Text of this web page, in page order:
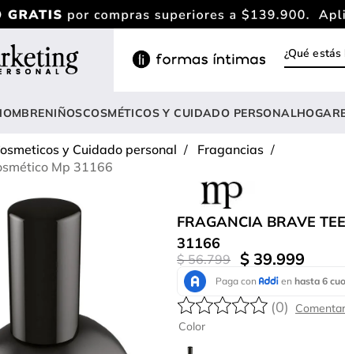
¿Qué
NIÑOSCOSMÉTICOS Y CUIDADO PERSONALHOGAR
y Cuidado personal
Fragancias
Mp 31166
FRAGANCIA BRAVE
31166
$ 56.799 $ 39.999
(0)
Color
brasier
vestido
short
camibuzo
deportiva mujer